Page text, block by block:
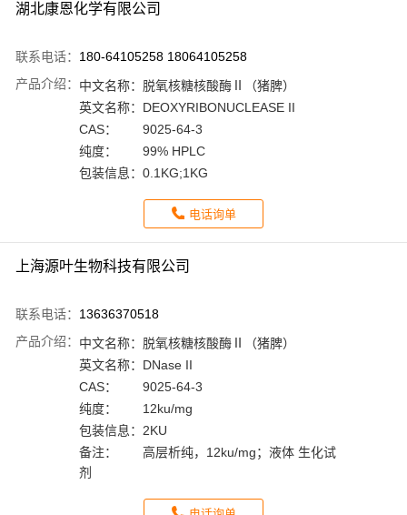
湖北康恩化学有限公司
联系电话： 180-64105258 18064105258
产品介绍： 中文名称： 脱氧核糖核酸酶Ⅱ（猪脾）
英文名称： DEOXYRIBONUCLEASE II
CAS：
9025-64-3
纯度：
99% HPLC
包装信息： 0.1KG;1KG
电话询单
上海源叶生物科技有限公司
联系电话： 13636370518
产品介绍： 中文名称： 脱氧核糖核酸酶Ⅱ（猪脾）
英文名称： DNase II
CAS：
9025-64-3
纯度：
12ku/mg
包装信息： 2KU
备注：
高层析纯，12ku/mg；液体 生化试
剂